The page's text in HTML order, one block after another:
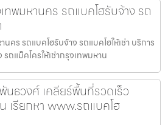
ทพมหานคร รถแบคโฮรับจ้าง รถ
นคร รถแบคโฮรับจ้าง รถแบคโฮให้เช่า บริการ
ถแม็คโครให้เช่ากรุงเทพมหาน
ธวงศ์ เคลียร์พื้นที่รวดเร็ว
เรียกหา www.รถแบคโฮ